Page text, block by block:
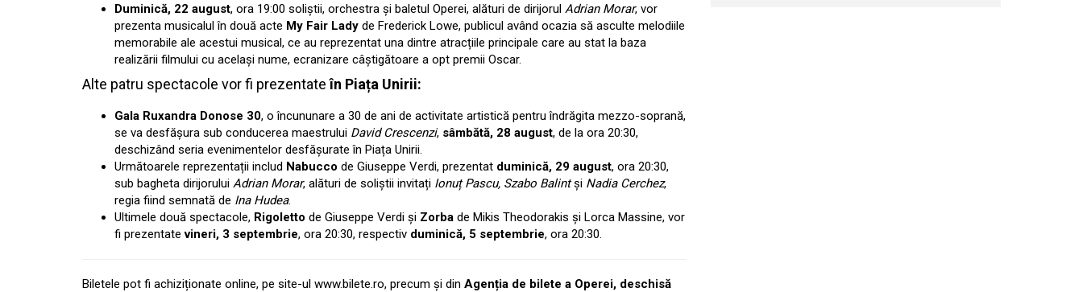
Duminică, 22 august, ora 19:00 soliștii, orchestra și baletul Operei, alături de dirijorul Adrian Morar, vor
prezenta musicalul în două acte My Fair Lady de Frederick Lowe, publicul având ocazia să asculte melodiile
memorabile ale acestui musical, ce au reprezentat una dintre atracțiile principale care au stat la baza
realizării filmului cu același nume, ecranizare câștigătoare a opt premii Oscar.
Alte patru spectacole vor fi prezentateîn Piața Unirii:
Gala Ruxandra Donose 30, o încununare a 30 de ani de activitate artistică pentru îndrăgita mezzo-soprană,
se va desfășura sub conducerea maestrului David Crescenzi, sâmbătă, 28 august, de la ora 20:30,
deschizând seria evenimentelor desfășurate în Piața Unirii.
Următoarele reprezentații includ Nabucco de Giuseppe Verdi, prezentat duminică, 29 august, ora 20:30,
sub bagheta dirijorului Adrian Morar, alături de soliștii invitați Ionuț Pascu, Szabo Balintși Nadia Cerchez,
regia fiind semnată de Ina Hudea.
Ultimele două spectacole, Rigoletto de Giuseppe Verdi și Zorba de Mikis Theodorakis și Lorca Massine, vor
fi prezentatevineri, 3 septembrie, ora 20:30, respectiv duminică, 5 septembrie, ora 20:30.
Biletele pot fi achiziționate online, pe site-ul www.bilete.ro, precum și din Agenția de bilete a Operei, deschisă